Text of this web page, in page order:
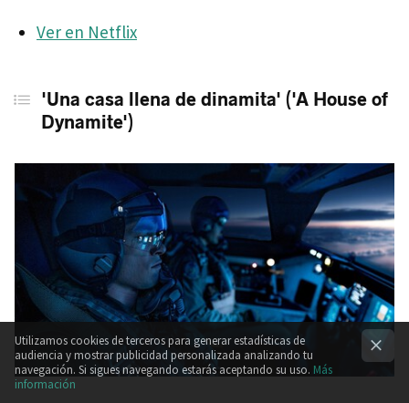
Ver en Netflix
'Una casa llena de dinamita' ('A House of
Dynamite')
Utilizamos cookies de terceros para generar estadísticas de
audiencia y mostrar publicidad personalizada analizando tu
navegación. Si sigues navegando estarás aceptando su uso. Más
información